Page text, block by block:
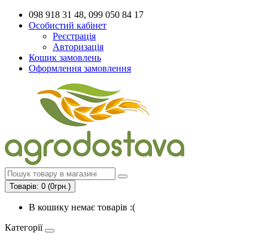
098 918 31 48, 099 050 84 17
Особистий кабінет
Реєстрація
Авторизація
Кошик замовлень
Оформлення замовлення
Товарів: 0 (0грн.)
В кошику немає товарів :(
Категорії